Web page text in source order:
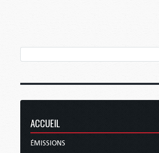
ACCUEIL
ÉMISSIONS